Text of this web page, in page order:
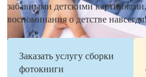
забавными детскими
воспоминания о детстве
Заказать услугу сборки
фотокниги